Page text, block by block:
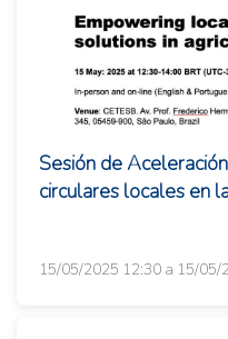
Sesión de
circulares locales en
15/05/2025 12:30 a 15/05/